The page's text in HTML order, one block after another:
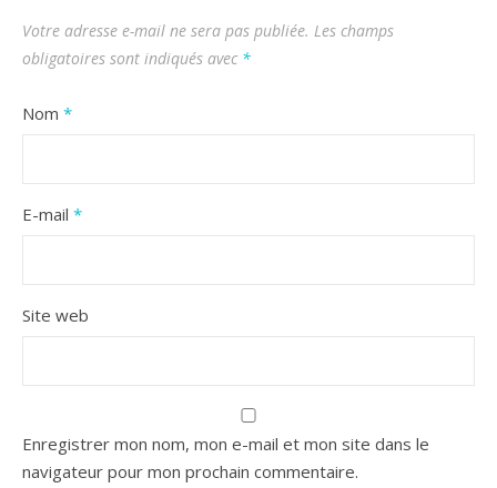
Votre adresse e-mail ne sera pas publiée. Les champs
obligatoires sont indiqués avec *
Nom *
E-mail *
Site web
Enregistrer mon nom, mon e-mail et mon site dans le
navigateur pour mon prochain commentaire.